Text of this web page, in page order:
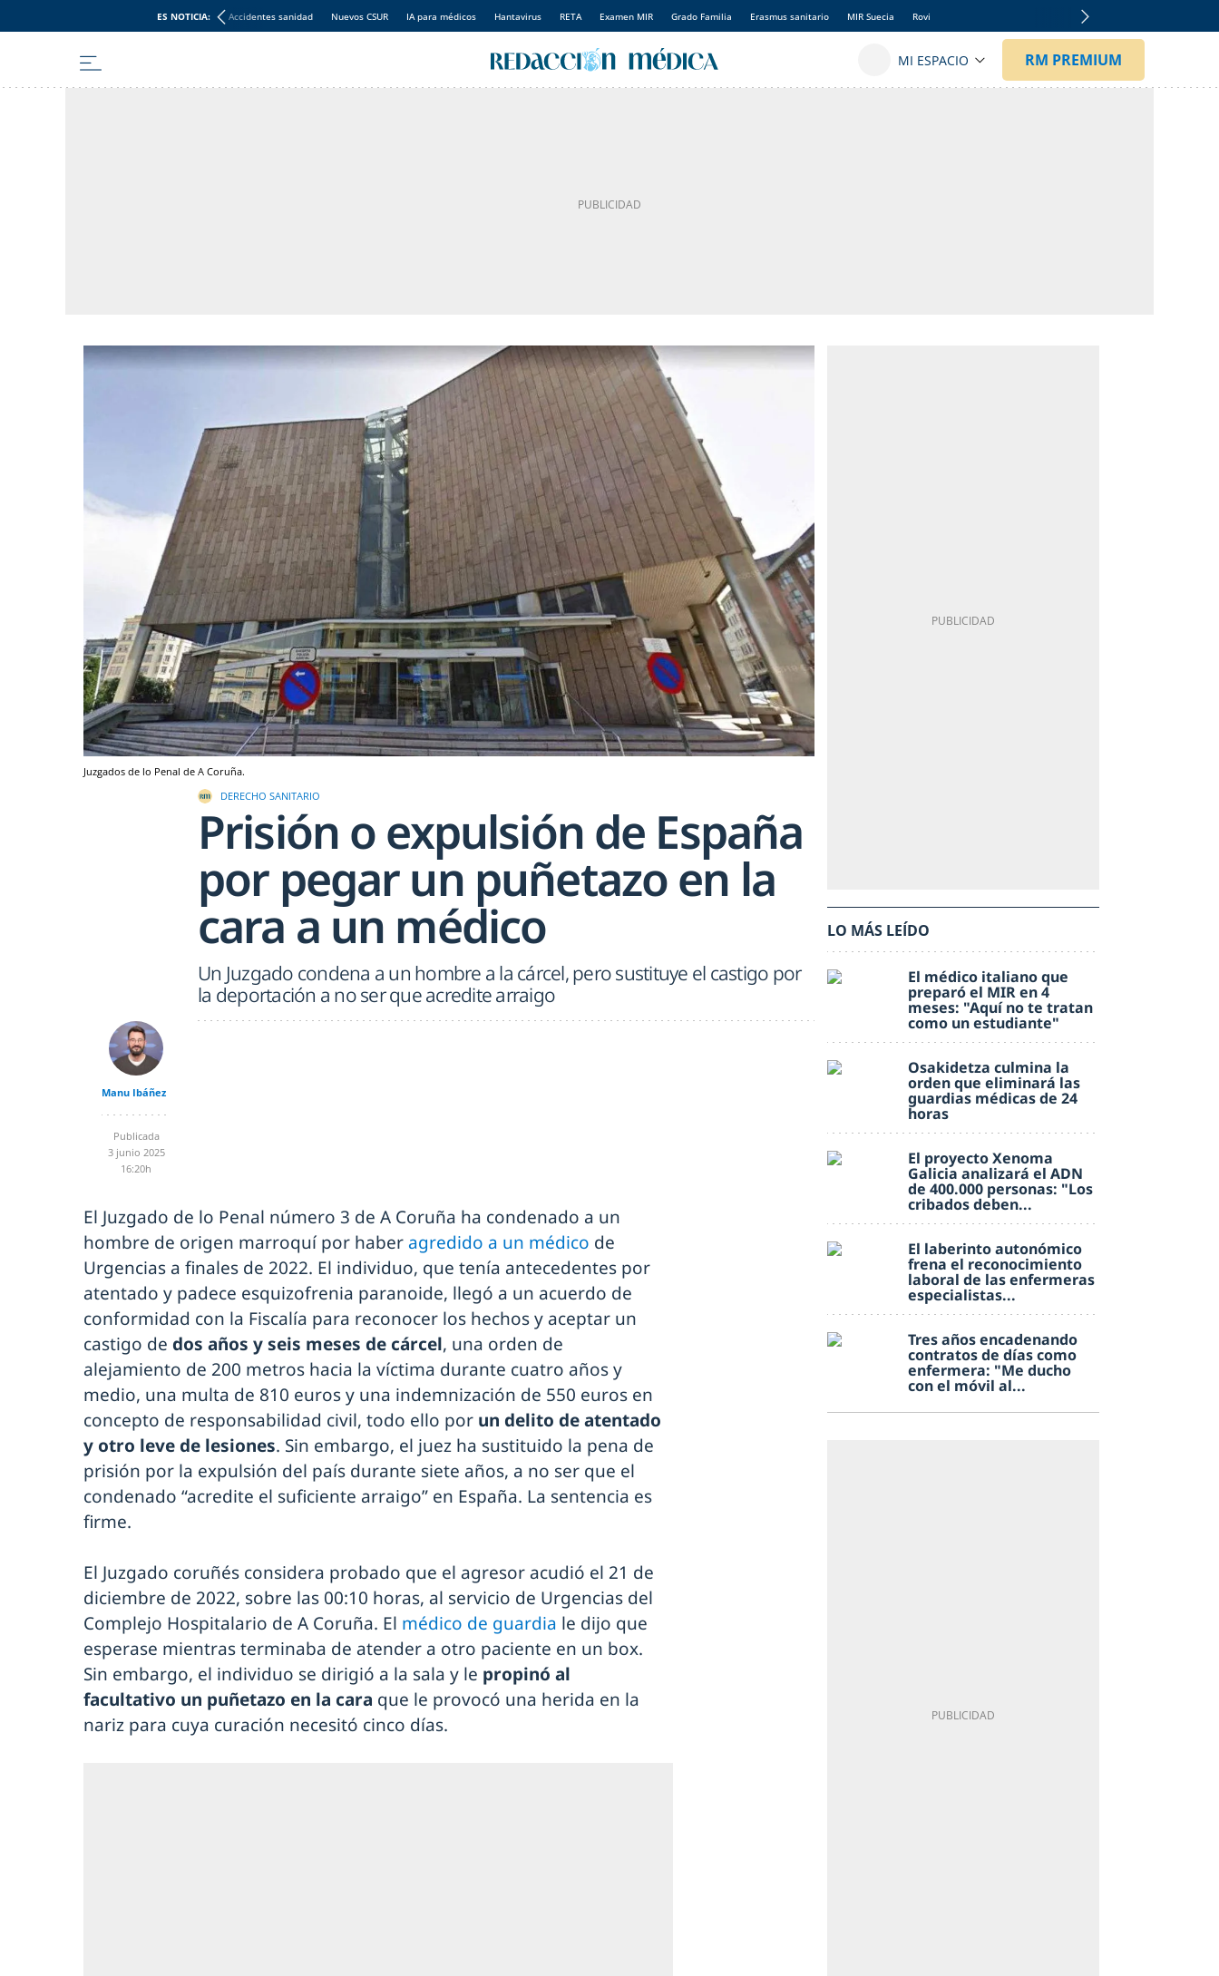
ES NOTICIA: Accidentes sanidad Nuevos CSUR IA para médicos Hantavirus RETA Examen MIR Grado Familia Erasmus sanitario MIR Suecia Rovi
Juzgados de lo Penal de A Coruña.
DERECHO SANITARIO
Prisión o expulsión de España
por pegar un puñetazo en la
cara a un médico
Un Juzgado condena a un hombre a la cárcel, pero sustituye el castigo por
la deportación a no ser que acredite arraigo
Manu Ibáñez
Publicada
3 junio 2025
16:20h
El Juzgado de lo Penal número 3 de A Coruña ha condenado a un
hombre de origen marroquí por haber agredido a un médico de
Urgencias a finales de 2022. El individuo, que tenía antecedentes por
atentado y padece esquizofrenia paranoide, llegó a un acuerdo de
conformidad con la Fiscalía para reconocer los hechos y aceptar un
castigo de dos años y seis meses de cárcel, una orden de
alejamiento de 200 metros hacia la víctima durante cuatro años y
medio, una multa de 810 euros y una indemnización de 550 euros en
concepto de responsabilidad civil, todo ello por un delito de atentado
y otro leve de lesiones. Sin embargo, el juez ha sustituido la pena de
prisión por la expulsión del país durante siete años, a no ser que el
condenado “acredite el suficiente arraigo” en España. La sentencia es
firme.
El Juzgado coruñés considera probado que el agresor acudió el 21 de
diciembre de 2022, sobre las 00:10 horas, al servicio de Urgencias del
Complejo Hospitalario de A Coruña. El médico de guardia le dijo que
esperase mientras terminaba de atender a otro paciente en un box.
Sin embargo, el individuo se dirigió a la sala y le propinó al
facultativo un puñetazo en la cara que le provocó una herida en la
nariz para cuya curación necesitó cinco días.
LO MÁS LEÍDO
El médico italiano que
preparó el MIR en 4
meses: "Aquí no te tratan
como un estudiante"
Osakidetza culmina la
orden que eliminará las
guardias médicas de 24
horas
El proyecto Xenoma
Galicia analizará el ADN
de 400.000 personas: "Los
cribados deben...
El laberinto autonómico
frena el reconocimiento
laboral de las enfermeras
especialistas...
Tres años encadenando
contratos de días como
enfermera: "Me ducho
con el móvil al...